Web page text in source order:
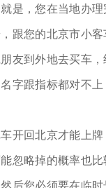
是，您在当地办
跟您的北京市小
友到外地去买车
字跟指标都对不
开回北京才能上
忽略掉的概率也
后您必须要在临